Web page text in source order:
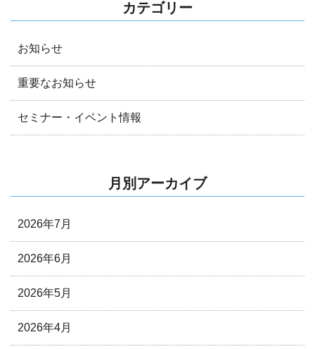
カテゴリー
お知らせ
重要なお知らせ
セミナー・イベント情報
月別アーカイブ
2026年7月
2026年6月
2026年5月
2026年4月